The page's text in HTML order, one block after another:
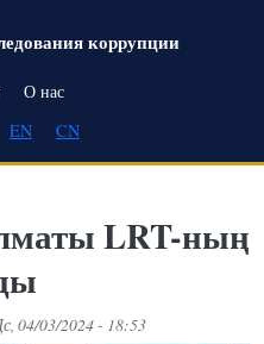
коррупции
О нас
EN CN
LRT-ның
04/03/2024 - 18:53